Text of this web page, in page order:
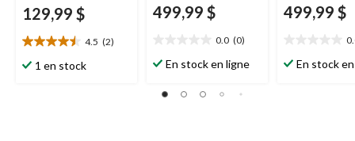
129,99 $
4.5 (2)
4.5
étoile(s)
1 en stock
499,99 $
0.0 (0)
étoile(s)
5.
En stock en ligne
499,99 $
étoile(s)
En stock